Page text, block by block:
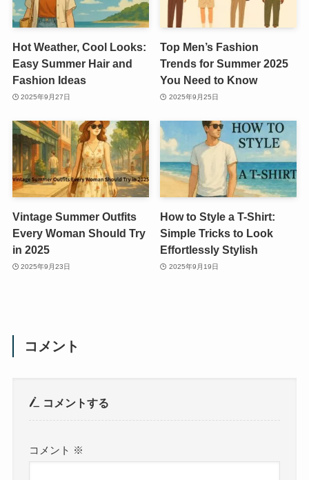
Hot Weather, Cool Looks:
Easy Summer Hair and
Fashion Ideas
2025年9月27日
Top Men’s Fashion
Trends for Summer 2025
You Need to Know
2025年9月25日
Vintage Summer Outfits
Every Woman Should Try
in 2025
2025年9月23日
How to Style a T-Shirt:
Simple Tricks to Look
Effortlessly Stylish
2025年9月19日
コメント
コメントする
コメント ※